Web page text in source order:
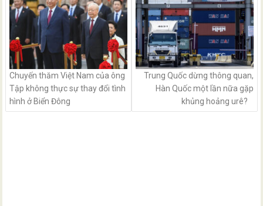
Chuyến thăm Việt Nam của ông
Tập không thực sự thay đổi tình
hình ở Biển Đông
Trung Quốc dừng thông quan,
Hàn Quốc một lần nữa gặp
khủng hoảng urê?